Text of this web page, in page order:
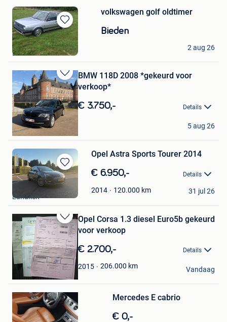
Bewaren
in
Mijn
Favorieten
volkswagen golf oldtimer
Bieden
Willie
Lanaken
2 aug 26
Bewaren
in
Mijn
Favorieten
BMW 118D 2008 *gekeurd voor
verkoop*
€ 3.750,- Details
MØS Automotive
Lanaken
5 aug 26
Bewaren
in
Mijn
Favorieten
Opel Astra Sports Tourer 2014
€ 6.950,- Details
2014 120.000 km
Michael
Lanaken
31 jul 26
Bewaren
in
Mijn
Favorieten
Opel Corsa 1.3 diesel Euro5b gekeurd
voor verkoop
€ 2.700,- Details
2015 206.000 km
Reno
Lanaken
Vandaag
in
Mijn
Favorieten
Mercedes E cabrio
€ 0,-